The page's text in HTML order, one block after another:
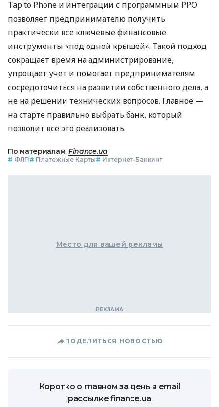
Tap to Phone и интеграции с программным РРО
позволяет предпринимателю получить
практически все ключевые финансовые
инструменты «под одной крышей». Такой подход
сокращает время на администрирование,
упрощает учет и помогает предпринимателям
сосредоточиться на развитии собственного дела, а
не на решении технических вопросов. Главное —
на старте правильно выбрать банк, который
позволит все это реализовать.
По материалам: Finance.ua
# ФЛП# Платежные Карты# Интернет-Банкинг
Место для вашей рекламы
ПОДЕЛИТЬСЯ НОВОСТЬЮ
Коротко о главном за день в email
рассылке finance.ua